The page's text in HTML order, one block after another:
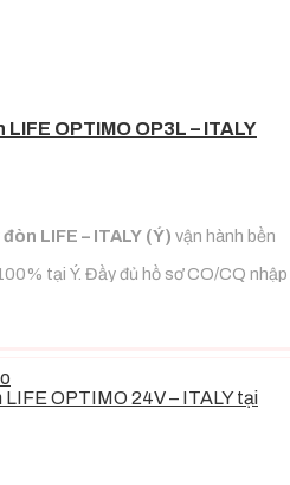
OPTIMO OP3L – ITALY
LIFE – ITALY (Ý) vận hành bền
tại Ý. Đầy đủ hồ sơ CO/CQ nhập